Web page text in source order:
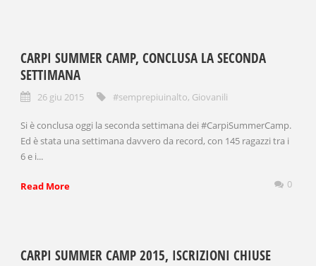
CARPI SUMMER CAMP, CONCLUSA LA SECONDA
SETTIMANA
26 giu 2015 #semprepiuinalto, Giovanili
Si è conclusa oggi la seconda settimana dei ‪#‎CarpiSummerCamp‬.
Ed è stata una settimana davvero da record, con 145 ragazzi tra i
6 e i...
Read More 0
CARPI SUMMER CAMP 2015, ISCRIZIONI CHIUSE